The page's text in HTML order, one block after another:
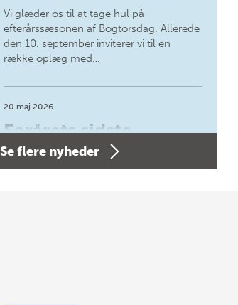
Vi glæder os til at tage hul på
efterårssæsonen af Bogtorsdag. Allerede
den 10. september inviterer vi til en
række oplæg med…
20 maj 2026
Forårets sidste
Bogtorsdag 11. juni
Se flere nyheder